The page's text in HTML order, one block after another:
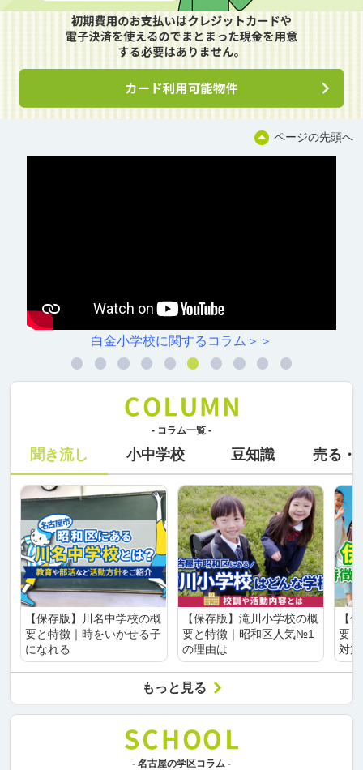
ページの先頭へ
学校に関するコラム＞＞
- コラム一覧 -
聞き流し 小中学校 豆知識 売る・
【保存版】川名中学校の概
要と特徴｜時をいかせる子
になれる
【保存版】滝川小学校の概
要と特徴｜昭和区人気№1
の理由は
【
要
対
もっと見る
- 名古屋の学区コラム -